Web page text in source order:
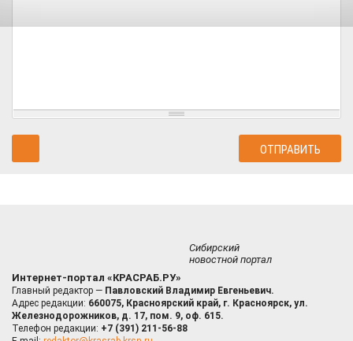
Сибирский
новостной портал
Интернет-портал «КРАСРАБ.РУ»
Главный редактор — Павловский Владимир Евгеньевич.
Адрес редакции: 660075, Красноярский край, г. Красноярск, ул.
Железнодорожников, д. 17, пом. 9, оф. 615.
Телефон редакции: +7 (391) 211-56-88